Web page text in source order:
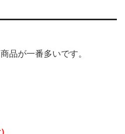
品が一番多いです。